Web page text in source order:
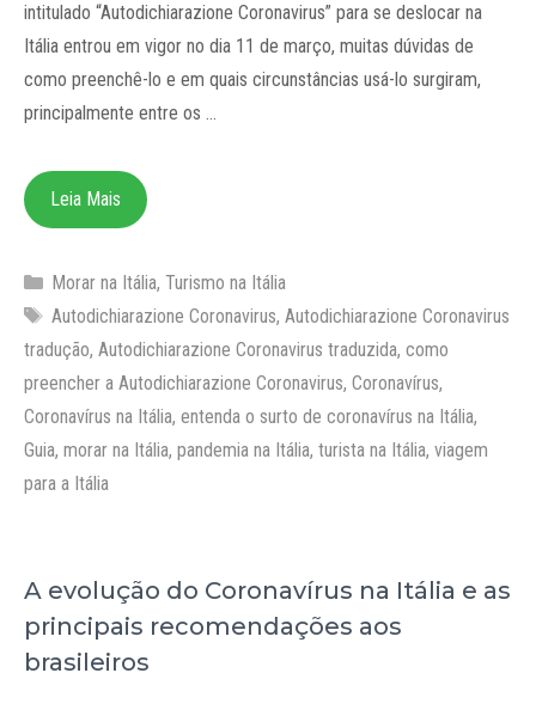
intitulado “Autodichiarazione Coronavirus” para se deslocar na
Itália entrou em vigor no dia 11 de março, muitas dúvidas de
como preenchê-lo e em quais circunstâncias usá-lo surgiram,
principalmente entre os …
Leia Mais
Categorias
Morar na Itália, Turismo na Itália
Tags
Autodichiarazione Coronavirus, Autodichiarazione Coronavirus
tradução, Autodichiarazione Coronavirus traduzida, como
preencher a Autodichiarazione Coronavirus, Coronavírus,
Coronavírus na Itália, entenda o surto de coronavírus na Itália,
Guia, morar na Itália, pandemia na Itália, turista na Itália, viagem
para a Itália
A evolução do Coronavírus na Itália e as
principais recomendações aos
brasileiros